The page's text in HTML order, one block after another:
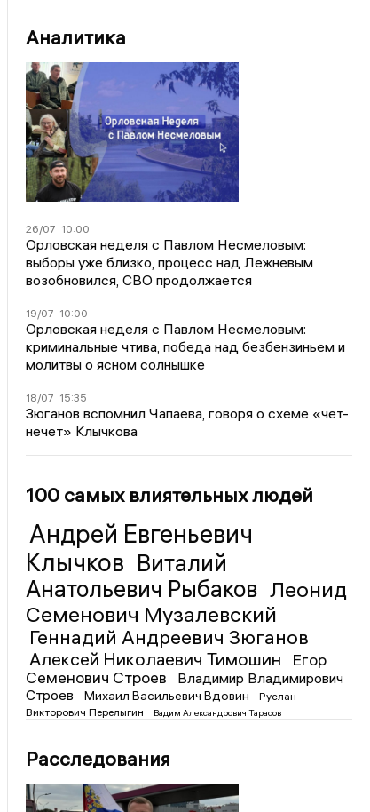
Аналитика
26/07 10:00
Орловская неделя с Павлом Несмеловым:
выборы уже близко, процесс над Лежневым
возобновился, СВО продолжается
19/07 10:00
Орловская неделя с Павлом Несмеловым:
криминальные чтива, победа над безбензиньем и
молитвы о ясном солнышке
18/07 15:35
Зюганов вспомнил Чапаева, говоря о схеме «чет-
нечет» Клычкова
100 самых влиятельных людей
Андрей Евгеньевич
Клычков Виталий
Анатольевич Рыбаков Леонид
Семенович Музалевский
Геннадий Андреевич Зюганов
Алексей Николаевич Тимошин
Егор
Семенович Строев
Владимир Владимирович
Строев
Михаил Васильевич Вдовин
Руслан
Викторович Перелыгин
Вадим Александрович Тарасов
Расследования